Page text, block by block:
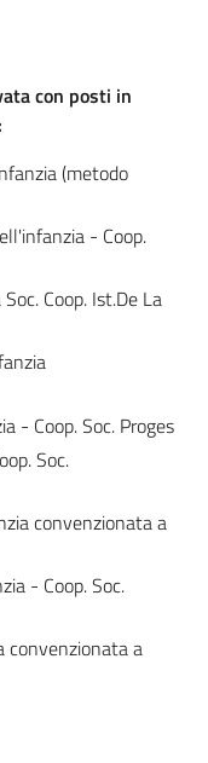
con posti in
(metodo
- Coop.
Coop. Ist.De La
- Coop. Soc. Proges
Soc.
convenzionata a
- Coop. Soc.
convenzionata a